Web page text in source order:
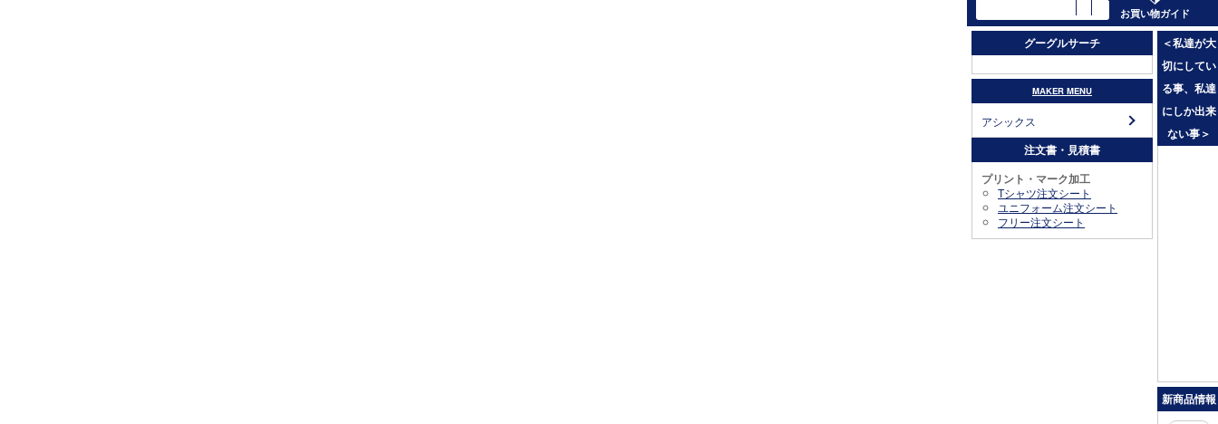
お買い物ガイド
＜私達が大
切にしてい
る事、私達
にしか出来
ない事＞
新商品情報
グーグルサーチ
MAKER MENU
アシックス
注文書・見積書
プリント・マーク加工
Tシャツ注文シート
ユニフォーム注文シート
フリー注文シート